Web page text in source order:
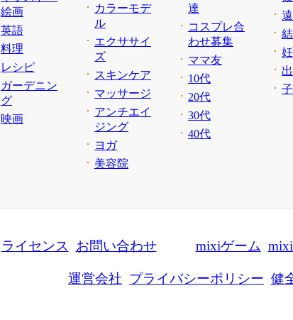
絵画
英語
料理
レシピ
ガーデニン
グ
映画
カラーモデ
ル
エクササイ
ズ
スキンケア
マッサージ
アンチエイ
ジング
ヨガ
美容院
達
コスプレ合
わせ募集
ママ友
10代
20代
30代
40代
ライセンス お問い合わせ mixiゲーム
運営会社 プライバシーポリシー 健